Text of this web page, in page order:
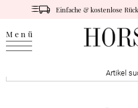
Einfache & kostenlose
Menü